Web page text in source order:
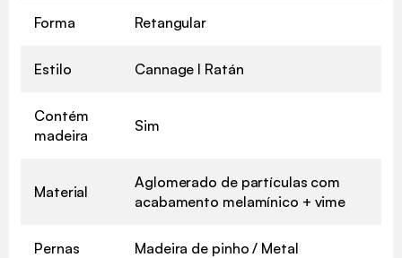
Forma Retangular
Estilo Cannage l Ratán
Contém
madeira
Sim
Material
Aglomerado de partículas com
acabamento melamínico + vime
Pernas Madeira de pinho / Metal